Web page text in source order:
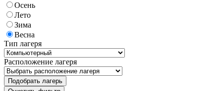
Осень
Лето
Зима
Весна
Тип лагеря
Расположение лагеря
Подобрать лагерь